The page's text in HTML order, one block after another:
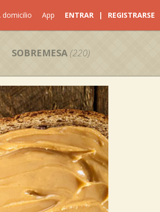
domicilio App ENTRAR | REGISTRARSE
SOBREMESA (220)